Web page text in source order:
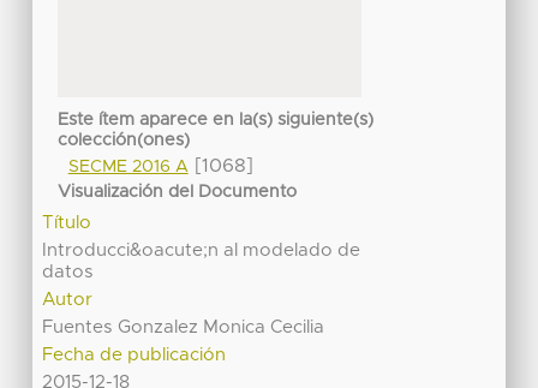
Este ítem aparece en la(s) siguiente(s)
colección(ones)
SECME 2016 A [1068]
Visualización del Documento
Título
Introducci&oacute;n al modelado de
datos
Autor
Fuentes Gonzalez Monica Cecilia
Fecha de publicación
2015-12-18